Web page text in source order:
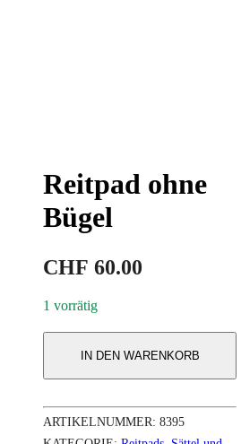
Reitpad ohne
Bügel
CHF 60.00
1 vorrätig
IN DEN WARENKORB
ARTIKELNUMMER: 8395